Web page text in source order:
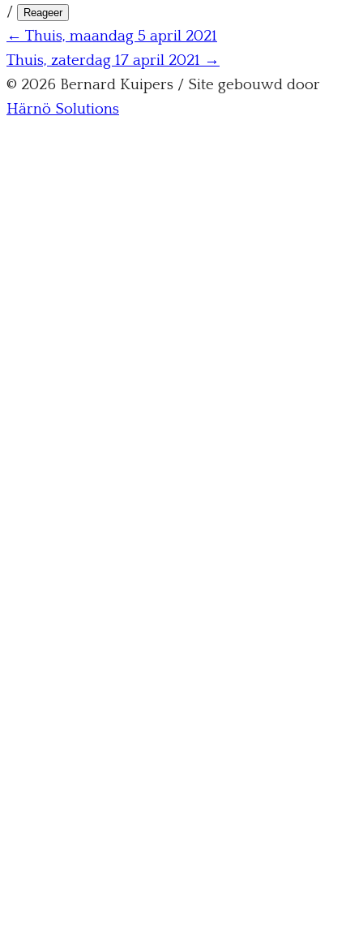
/ Reageer
← Thuis, maandag 5 april 2021
Thuis, zaterdag 17 april 2021 →
© 2026 Bernard Kuipers / Site gebouwd door
Härnö Solutions